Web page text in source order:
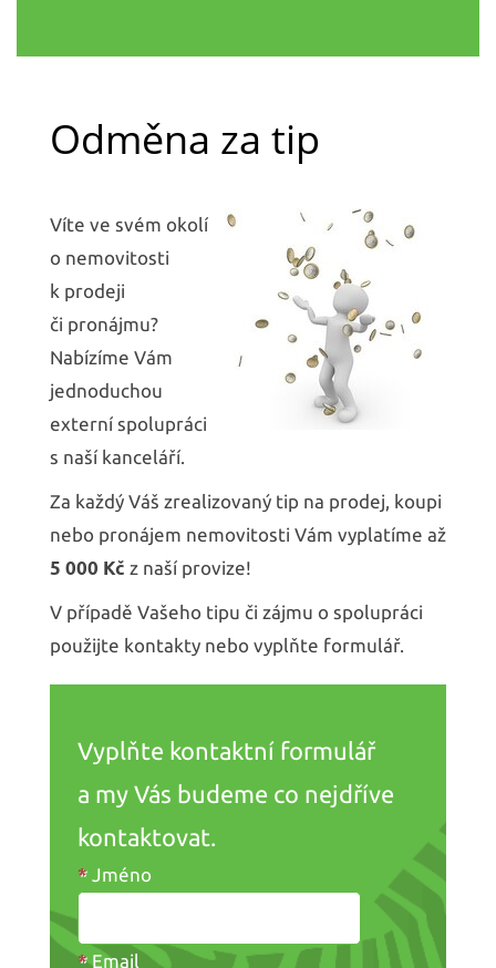
Odměna za tip
Víte ve svém okolí
o nemovitosti
k prodeji
či pronájmu?
Nabízíme Vám
jednoduchou
externí spolupráci
s naší kanceláří.
Za každý Váš zrealizovaný tip na prodej, koupi
nebo pronájem nemovitosti Vám vyplatíme až
5 000 Kč z naší provize!
V případě Vašeho tipu či zájmu o spolupráci
použijte kontakty nebo vyplňte formulář.
Vyplňte kontaktní formulář
a my Vás budeme co nejdříve
kontaktovat.
* Jméno
*Email